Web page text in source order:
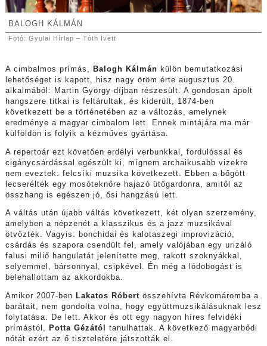
BALOGH KÁLMÁN
Fotó: Gyulai Hírlap – Tóth Ivett
A cimbalmos prímás, Balogh Kálmán külön bemutatkozási
lehetőséget is kapott, hisz nagy öröm érte augusztus 20.
alkalmából: Martin György-díjban részesült. A gondosan ápolt
hangszere titkai is feltárultak, és kiderült, 1874-ben
következett be a történetében az a változás, amelynek
eredménye a magyar cimbalom lett. Ennek mintájára ma már
külföldön is folyik a kézműves gyártása.
A repertoár ezt követően erdélyi verbunkkal, fordulóssal és
cigánycsárdással egészült ki, mígnem archaikusabb vizekre
nem eveztek: felcsíki muzsika következett. Ebben a bőgött
lecserélték egy mosóteknőre hajazó ütőgardonra, amitől az
összhang is egészen jó, ősi hangzású lett.
A váltás után újabb váltás következett, két olyan szerzemény,
amelyben a népzenét a klasszikus és a jazz muzsikával
ötvözték. Vagyis: bonchidai és kalotaszegi improvizáció,
csárdás és szapora csendült fel, amely valójában egy urizáló
falusi miliő hangulatát jelenítette meg, rakott szoknyákkal,
selyemmel, bársonnyal, csipkével. Én még a lódobogást is
belehallottam az akkordokba.
Amikor 2007-ben Lakatos Róbertösszehívta Révkomáromba a
barátait, nem gondolta volna, hogy együttmuzsikálásuknak lesz
folytatása. De lett. Akkor és ott egy nagyon híres felvidéki
prímástól,
Potta Gézától
tanulhattak. A következő magyarbődi
nótát ezért az ő tiszteletére játszották el.